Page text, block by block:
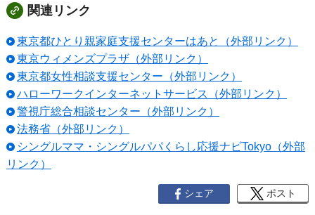
関連リンク
東京都ひとり親家庭支援センターはあと（外部リンク）
東京ウィメンズプラザ（外部リンク）
東京都女性相談支援センター（外部リンク）
ハローワークインターネットサービス（外部リンク）
警視庁総合相談センター（外部リンク）
法務省（外部リンク）
シングルママ・シングルパパくらし応援ナビTokyo（外部
リンク）
シェア ポスト